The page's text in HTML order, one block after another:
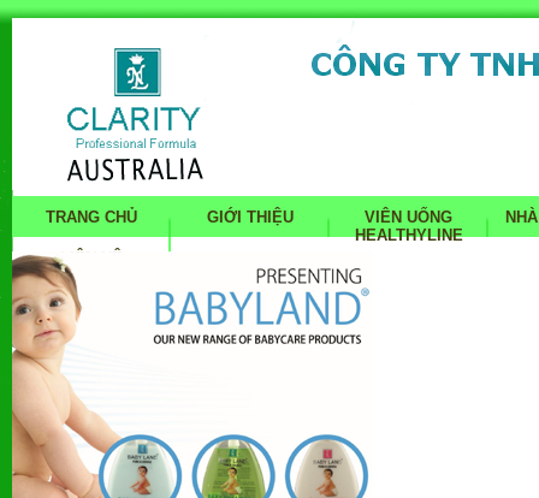
TRANG CHỦ GIỚI THIỆU
VIÊN UỐNG
HEALTHYLINE
LIÊN HỆ